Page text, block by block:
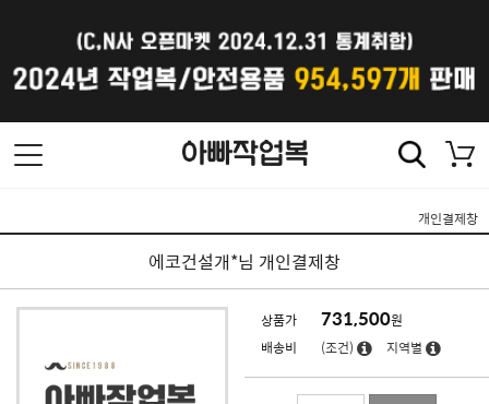
개인결제창
에코건설개*님 개인결제창
상품가 731,500원
배송비
(조건) 지역별